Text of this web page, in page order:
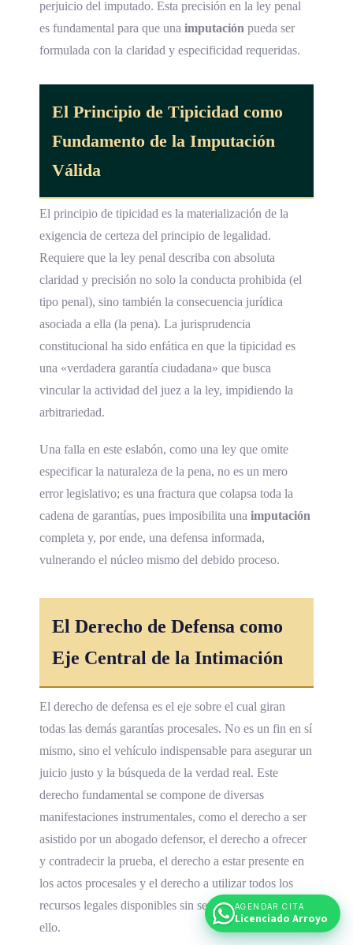
perjuicio del imputado. Esta precisión en la ley penal
es fundamental para que una imputación pueda ser
formulada con la claridad y especificidad requeridas.
El Principio de Tipicidad como
Fundamento de la Imputación
Válida
El principio de tipicidad es la materialización de la
exigencia de certeza del principio de legalidad.
Requiere que la ley penal describa con absoluta
claridad y precisión no solo la conducta prohibida (el
tipo penal), sino también la consecuencia jurídica
asociada a ella (la pena). La jurisprudencia
constitucional ha sido enfática en que la tipicidad es
una «verdadera garantía ciudadana» que busca
vincular la actividad del juez a la ley, impidiendo la
arbitrariedad.
Una falla en este eslabón, como una ley que omite
especificar la naturaleza de la pena, no es un mero
error legislativo; es una fractura que colapsa toda la
cadena de garantías, pues imposibilita una imputación
completa y, por ende, una defensa informada,
vulnerando el núcleo mismo del debido proceso.
El Derecho de Defensa como
Eje Central de la Intimación
El derecho de defensa es el eje sobre el cual giran
todas las demás garantías procesales. No es un fin en sí
mismo, sino el vehículo indispensable para asegurar un
juicio justo y la búsqueda de la verdad real. Este
derecho fundamental se compone de diversas
manifestaciones instrumentales, como el derecho a ser
asistido por un abogado defensor, el derecho a ofrecer
y contradecir la prueba, el derecho a estar presente en
los actos procesales y el derecho a utilizar todos los
recursos legales disponibles sin ser sancionado por
ello.
AGENDAR CITA
Licenciado Arroyo